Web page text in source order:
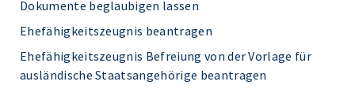
Dokumente beglaubigen lassen
Ehefähigkeitszeugnis beantragen
Ehefähigkeitszeugnis Befreiung von der Vorlage für
ausländische Staatsangehörige beantragen